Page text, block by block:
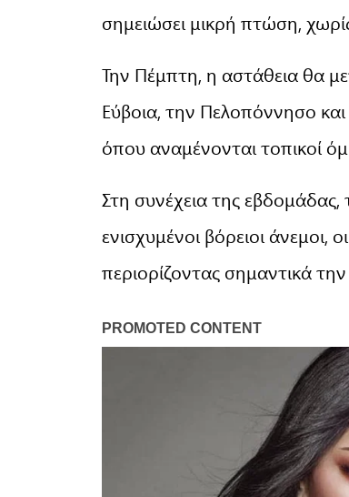
σημειώσει μικρή πτώση,
Την Πέμπτη, η αστάθεια θα
Εύβοια, την Πελοπόννησο
όπου αναμένονται τοπικοί
Στη συνέχεια της εβδομάδας,
ενισχυμένοι βόρειοι
περιορίζοντας σημαντικά